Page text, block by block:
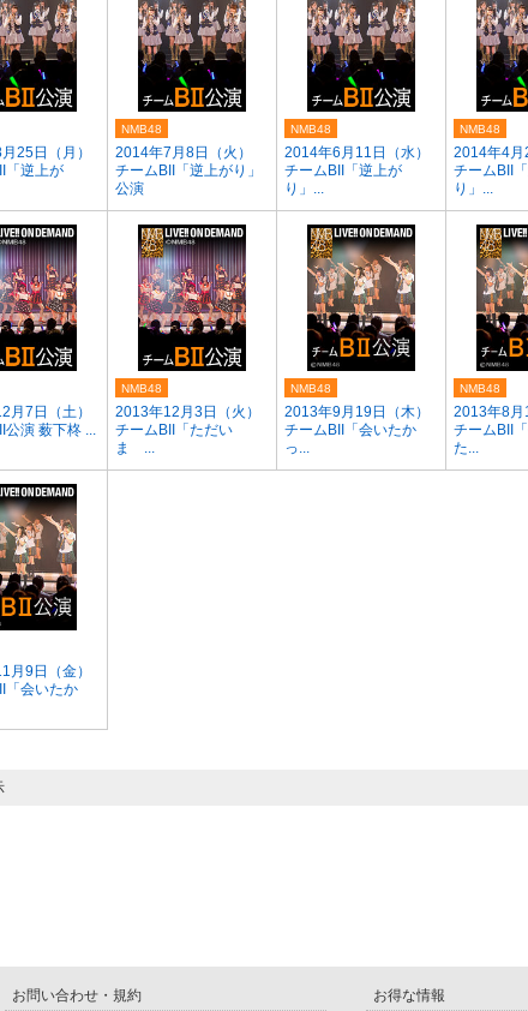
25日（月）
「逆上が
2014年7月8日（火）
チームBII「逆上がり」
公演
NMB48
2014年6月11日（水）
チームBII「逆上が
り」...
NMB48
2014年4月
チームBII
り」...
NMB48
月7日（土）
公演 薮下柊 ...
2013年12月3日（火）
チームBII「ただい
ま ...
NMB48
2013年9月19日（木）
チームBII「会いたか
っ...
NMB48
2013年8月
チームBII
た...
NMB48
月9日（金）
「会いたか
お問い合わせ・規約 お得な情報